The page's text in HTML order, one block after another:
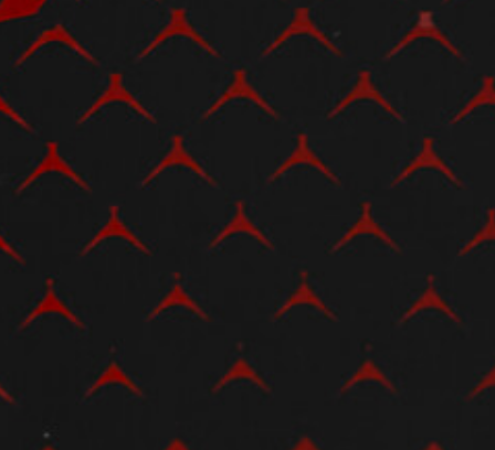
View now →
BEKLEIDUNG
Zeigen Sie, was Sie fahren